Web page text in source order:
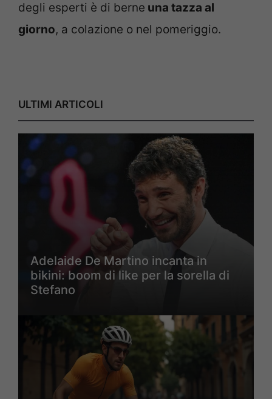
degli esperti è di berne una tazza al
giorno, a colazione o nel pomeriggio.
ULTIMI ARTICOLI
Adelaide De Martino incanta in
bikini: boom di like per la sorella di
Stefano